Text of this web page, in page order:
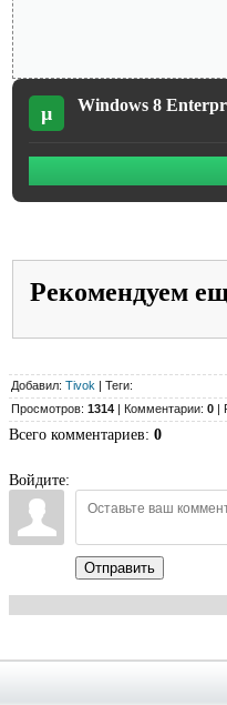
µ Windows 8
Рекомендуем
Добавил: Tivok | Теги:
Просмотров: 1314 | Комментарии: 0 |
Всего комментариев: 0
Войдите:
Отправить